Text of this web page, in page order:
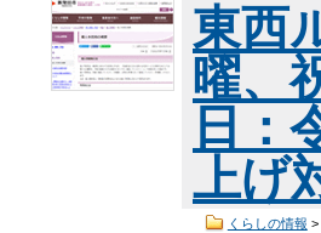
東西
曜、
日：
上げ
くらしの情報 >